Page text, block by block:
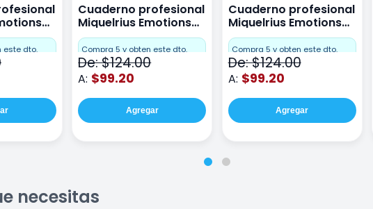
Purpura
este dto.
Cuaderno profesional
Miquelrius Emotions
raya 80 hojas Coral
Compra 5 y obten este dto.
De: $124.00
A: $99.20
Agregar
Cuaderno profesional
Miquelrius Emotions
raya 80 hojas Gris
Compra 5 y obten este dto.
De: $124.00
A: $99.20
Agregar
necesitas